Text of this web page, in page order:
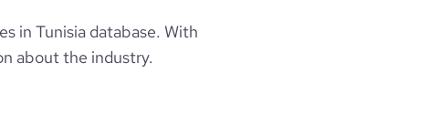
in Tunisia database. With
about the industry.